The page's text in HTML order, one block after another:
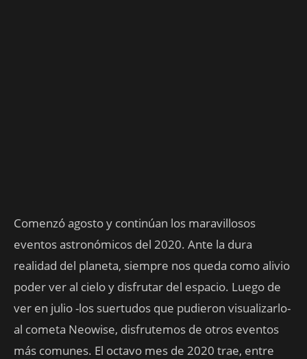
Comenzó agosto y continúan los maravillosos
eventos astronómicos del 2020. Ante la dura
realidad del planeta, siempre nos queda como alivio
poder ver al cielo y disfrutar del espacio. Luego de
ver en julio -los suertudos que pudieron visualizarlo-
al cometa Neowise, disfrutemos de otros eventos
más comunes. El octavo mes de 2020 trae, entre